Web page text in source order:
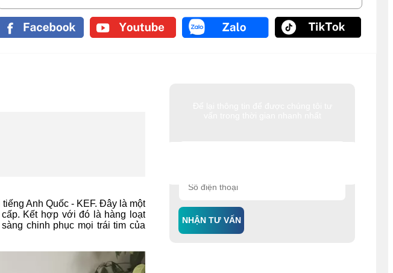
NHẬN TƯ VẤN
Anh Quốc - KEF. Đây là một
Kết hợp với đó là hàng loạt
chinh phục mọi trái tim của